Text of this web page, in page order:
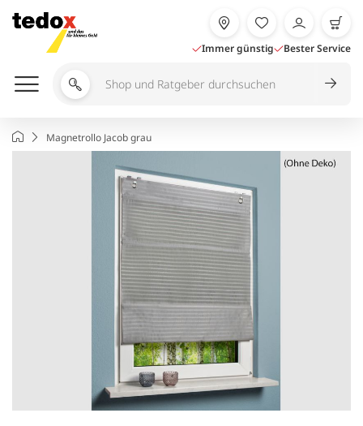
Inhalt
springen
Immer günstig Bester Service
Shop
durchsuchen
StartseiteMagnetrollo Jacob grau